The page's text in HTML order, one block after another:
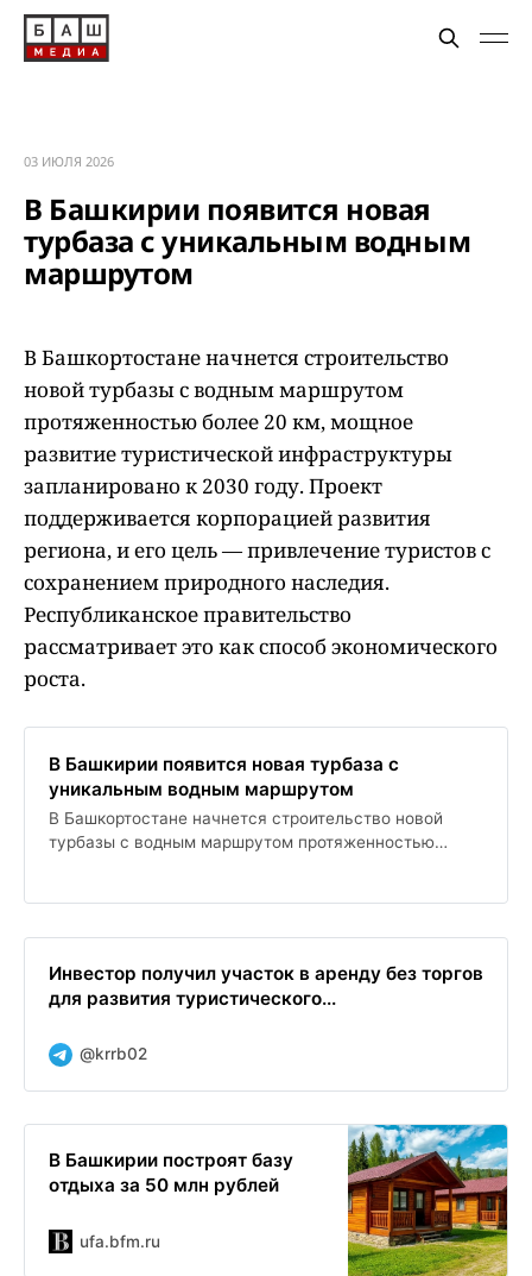
03 ИЮЛЯ 2026
В Башкирии появится новая
турбаза с уникальным водным
маршрутом
В Башкортостане начнется строительство
новой турбазы с водным маршрутом
протяженностью более 20 км, мощное
развитие туристической инфраструктуры
запланировано к 2030 году. Проект
поддерживается корпорацией развития
региона, и его цель — привлечение туристов с
сохранением природного наследия.
Республиканское правительство
рассматривает это как способ экономического
роста.
В Башкирии появится новая турбаза с
уникальным водным маршрутом
В Башкортостане начнется строительство новой
турбазы с водным маршрутом протяженностью
его цель — привлечение туристов с сохранением
правительство рассматривает это как способ
экономического роста.
Инвестор получил участок в аренду без торгов
для развития туристического...
@krrb02
В Башкирии построят базу
отдыха за 50 млн рублей
ufa.bfm.ru